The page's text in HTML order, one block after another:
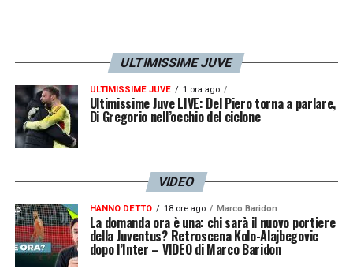
ULTIMISSIME JUVE
ULTIMISSIME JUVE 1 ora ago
Ultimissime Juve LIVE: Del Piero torna a parlare,
Di Gregorio nell’occhio del ciclone
VIDEO
HANNO DETTO 18 ore ago Marco Baridon
La domanda ora è una: chi sarà il nuovo portiere
della Juventus? Retroscena Kolo-Alajbegovic
dopo l’Inter – VIDEO di Marco Baridon